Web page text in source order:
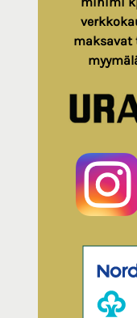
maksavat